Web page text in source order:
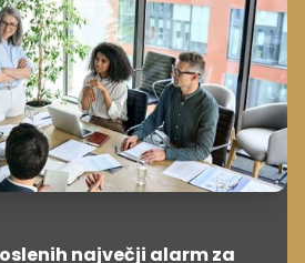
največji alarm za